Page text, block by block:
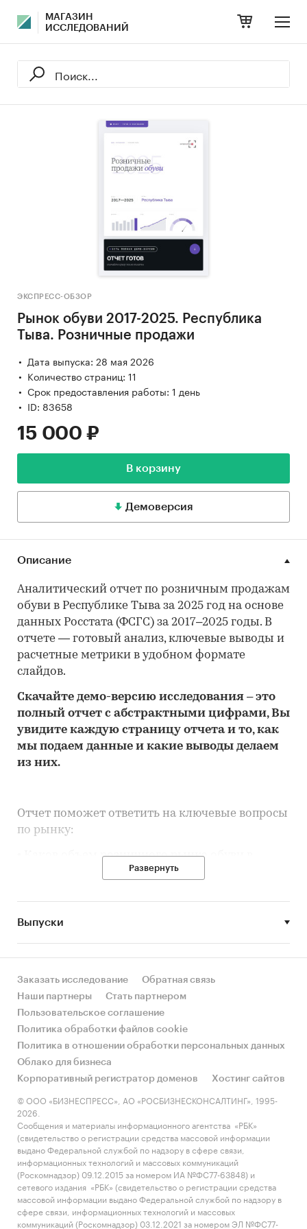
МАГАЗИН
ИССЛЕДОВАНИЙ
ЭКСПРЕСС-ОБЗОР
Рынок обуви 2017-2025. Республика
Тыва. Розничные продажи
Дата выпуска: 28 мая 2026
Количество страниц: 11
Срок предоставления работы: 1 день
ID: 83658
15 000 ₽
В корзину
Демоверсия
Описание
Аналитический отчет по розничным продажам
обуви в Республике Тыва за 2025 год на основе
данных Росстата (ФСГС) за 2017–2025 годы. В
отчете — готовый анализ, ключевые выводы и
расчетные метрики в удобном формате
слайдов.
Скачайте демо-версию исследования – это
полный отчет с абстрактными цифрами, Вы
увидите каждую страницу отчета и то,как
мы подаем данные и какие выводы делаем
из них.
Отчет поможет ответить на ключевые вопросы
по рынку:
• Каков объем розничного рынка обуви в
Республике Тыва, много это или мало по
за счет реального спроса или за счет
инфляции? Как соотносятся рост и падение с
• Какое место регион занимает в России и в
своем федеральном округе по объему продаж
и по продажам на душу населения?
• К какому сегменту можно отнести рынок по
размеру и темпом роста (малый/крупный, с
опережающей динамикой/с отстающей
динамикой) в стратегической перспективе и в
текущей ситуации? Меняются ли позиции
региона с течением времени?
• Насколько рынок насыщен и какой у региона
потенциал роста, если сравнить его с
регионами со схожими доходами, со схожей
долей расходов на обувь и с соседними
регионами?
Развернуть
Выпуски
Заказать исследование
Обратная связь
Наши партнеры
Стать партнером
Пользовательское соглашение
Политика обработки файлов cookie
Политика в отношении обработки персональных данных
Облако для бизнеса
Корпоративный регистратор доменов
Хостинг сайтов
© ООО «БИЗНЕСПРЕСС», АО «РОСБИЗНЕСКОНСАЛТИНГ», 1995-
2026.
Сообщения и материалы информационного агентства «РБК»
(свидетельство о регистрации средства массовой информации
выдано Федеральной службой по надзору в сфере связи,
информационных технологий и массовых коммуникаций
(Роскомнадзор) 09.12.2015 за номером ИА №ФС77-63848) и
сетевого издания «РБК» (свидетельство о регистрации средства
массовой информации выдано Федеральной службой по надзору в
сфере связи, информационных технологий и массовых
коммуникаций (Роскомнадзор) 03.12.2021 за номером ЭЛ №ФС77-